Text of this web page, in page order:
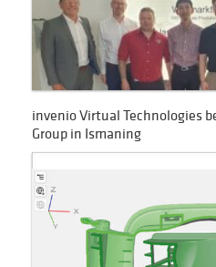
invenio Virtual Technologies
Group in Ismaning